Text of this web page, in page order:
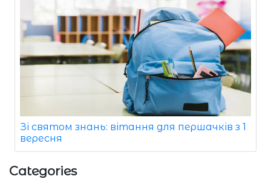
Зі святом знань: вітання для першачків з 1
вересня
Categories